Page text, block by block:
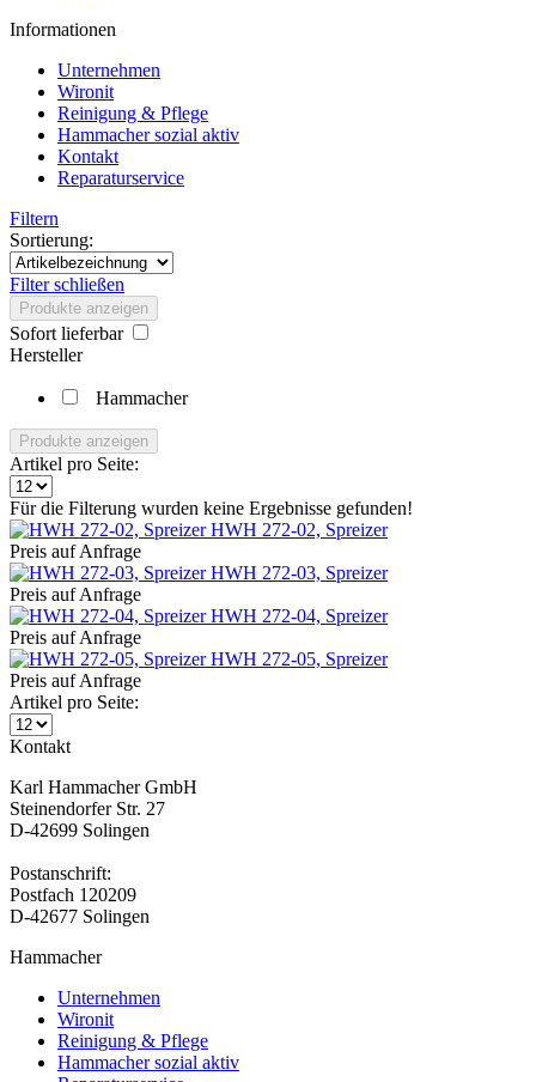
Informationen
Unternehmen
Wironit
Reinigung & Pflege
Hammacher sozial aktiv
Kontakt
Reparaturservice
Filtern
Sortierung:
Filter schließen
Produkte anzeigen
Sofort lieferbar
Hersteller
Hammacher
Produkte anzeigen
Artikel pro Seite:
Für die Filterung wurden keine Ergebnisse gefunden!
HWH 272-02, Spreizer
Preis auf Anfrage
HWH 272-03, Spreizer
Preis auf Anfrage
HWH 272-04, Spreizer
Preis auf Anfrage
HWH 272-05, Spreizer
Preis auf Anfrage
Artikel pro Seite:
Kontakt
Karl Hammacher GmbH
Steinendorfer Str. 27
D-42699 Solingen
Postanschrift:
Postfach 120209
D-42677 Solingen
Hammacher
Unternehmen
Wironit
Reinigung & Pflege
Hammacher sozial aktiv